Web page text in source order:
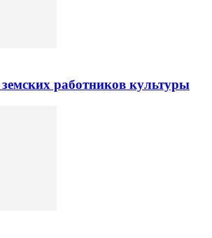
работников культуры